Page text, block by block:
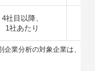
4社目以降、
1社あたり
企業分析の対象企業は、特